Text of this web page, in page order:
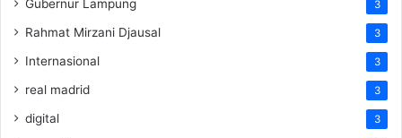
Gubernur Lampung 3
Rahmat Mirzani Djausal 3
Internasional 3
real madrid 3
digital 3